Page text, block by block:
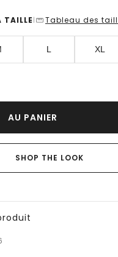
TAILLE | Tableau des
L XL
AU PANIER
SHOP THE LOOK